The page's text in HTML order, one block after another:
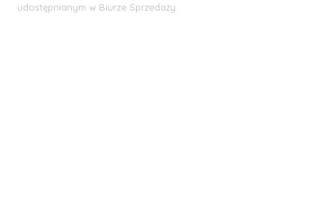
udostępnianym w Biurze Sprzedaży.